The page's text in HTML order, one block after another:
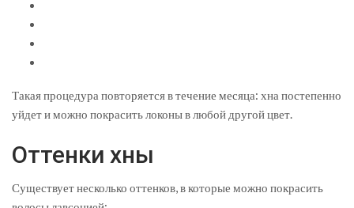
Такая процедура повторяется в течение месяца: хна постепенно
уйдет и можно покрасить локоны в любой другой цвет.
Оттенки хны
Существует несколько оттенков, в которые можно покрасить